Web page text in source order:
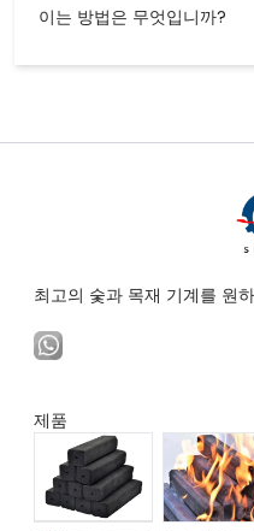
이는 방법은 무엇입니까?
최고의 숯과 목재 기계를 원
제품